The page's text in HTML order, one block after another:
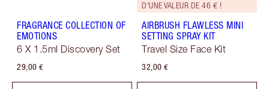
FRAGRANCE COLLECTION OF
EMOTIONS
6 X 1.5ml Discovery Set
29,00 €
D'UNE VALEUR DE 46 € !
AIRBRUSH FLAWLESS MINI
SETTING SPRAY KIT
Travel Size Face Kit
32,00 €